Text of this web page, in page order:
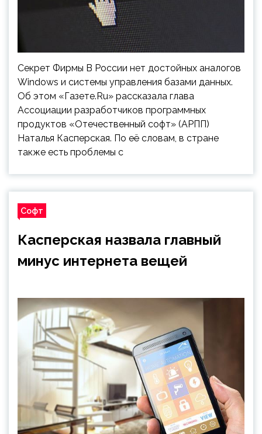
Секрет Фирмы В России нет достойных аналогов
Windows и системы управления базами данных.
Об этом «Газете.Ru» рассказала глава
Ассоциации разработчиков программных
продуктов «Отечественный софт» (АРПП)
Наталья Касперская. По её словам, в стране
также есть проблемы с
Софт
Касперская назвала главный
минус интернета вещей